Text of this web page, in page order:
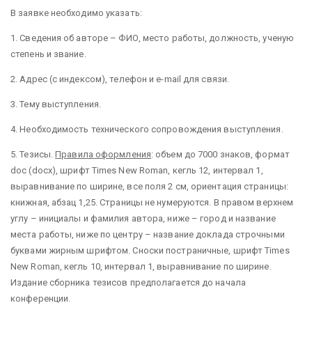
В заявке необходимо указать:
1. Сведения об авторе – ФИО, место работы, должность, ученую
степень и звание.
2. Адрес (с индексом), телефон и e-mail для связи.
3. Тему выступления.
4. Необходимость технического сопровождения выступления.
5. Тезисы.Правила оформления: объем до 7000 знаков, формат
doc (docx), шрифт Times New Roman, кегль 12, интервал 1,
выравнивание по ширине, все поля 2 см, ориентация страницы:
книжная, абзац 1,25. Страницы не нумеруются. В правом верхнем
углу – инициалы и фамилия автора, ниже – город и название
места работы, ниже по центру – название доклада строчными
буквами жирным шрифтом. Сноски постраничные, шрифт Times
New Roman, кегль 10, интервал 1, выравнивание по ширине.
Издание сборника тезисов предполагается до начала
конференции.